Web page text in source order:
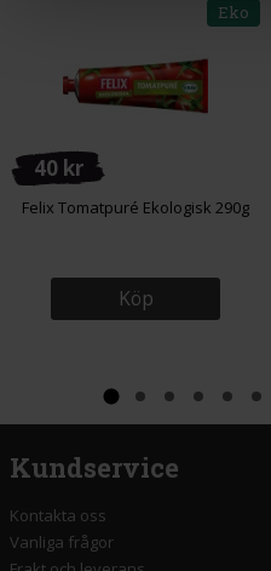
40 kr
Eko
Felix Tomatpuré Ekologisk 290g
Köp
Kundservice
Kontakta oss
Vanliga frågor